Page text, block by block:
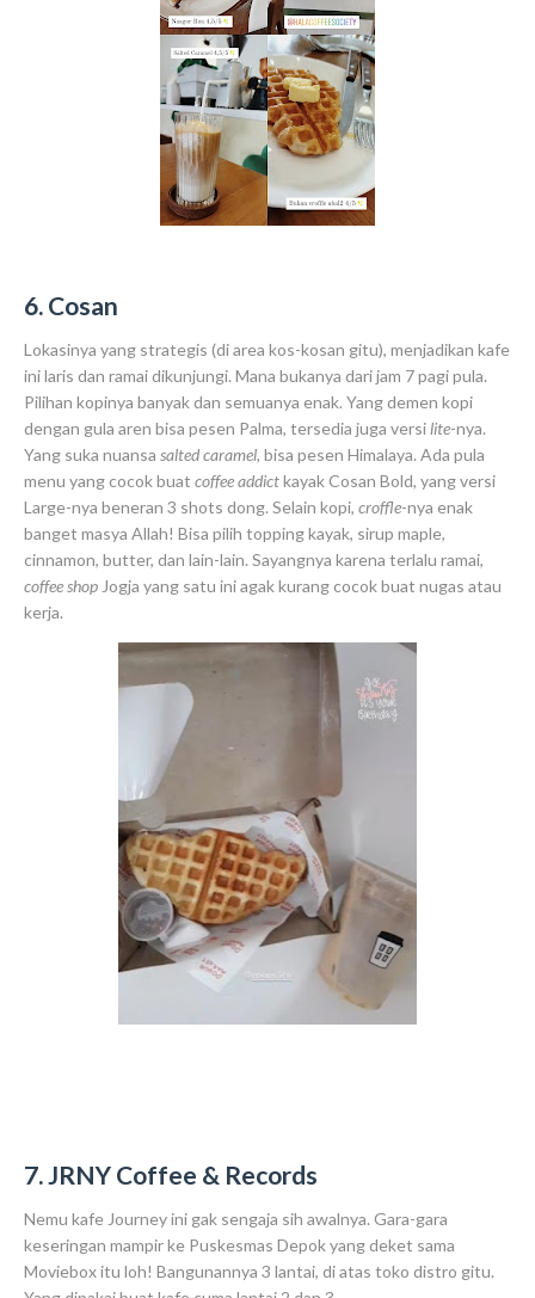
6. Cosan
Lokasinya yang strategis (di area kos-kosan gitu), menjadikan kafe
ini laris dan ramai dikunjungi. Mana bukanya dari jam 7 pagi pula.
Pilihan kopinya banyak dan semuanya enak. Yang demen kopi
dengan gula aren bisa pesen Palma, tersedia juga versilite-nya.
Yang suka nuansa salted caramel, bisa pesen Himalaya. Ada pula
menu yang cocok buat coffee addictkayak Cosan Bold, yang versi
Large-nya beneran 3 shots dong. Selain kopi, croffle-nya enak
banget masya Allah! Bisa pilih topping kayak, sirup maple,
cinnamon, butter, dan lain-lain. Sayangnya karena terlalu ramai,
coffee shop Jogja yang satu ini agak kurang cocok buat nugas atau
kerja.
7. JRNY Coffee & Records
Nemu kafe Journey ini gak sengaja sih awalnya. Gara-gara
keseringan mampir ke Puskesmas Depok yang deket sama
Moviebox itu loh! Bangunannya 3 lantai, di atas toko distro gitu.